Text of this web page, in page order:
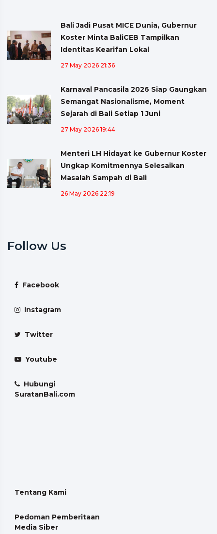
Bali Jadi Pusat MICE Dunia, Gubernur
Koster Minta BaliCEB Tampilkan
Identitas Kearifan Lokal
27 May 2026 21:36
Karnaval Pancasila 2026 Siap Gaungkan
Semangat Nasionalisme, Moment
Sejarah di Bali Setiap 1 Juni
27 May 2026 19:44
Menteri LH Hidayat ke Gubernur Koster
Ungkap Komitmennya Selesaikan
Masalah Sampah di Bali
26 May 2026 22:19
Follow Us
Facebook
Instagram
Twitter
Youtube
Hubungi
SuratanBali.com
Tentang Kami
Pedoman Pemberitaan
Media Siber